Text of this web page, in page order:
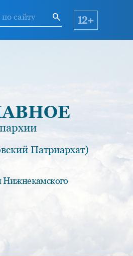
12+
Патриархат)
Нижнекамского